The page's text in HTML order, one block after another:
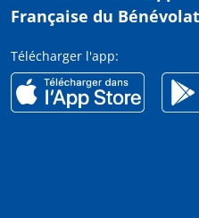
Française du
Télécharger l'app: